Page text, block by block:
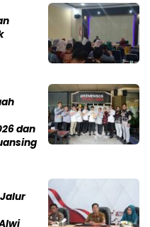
dan